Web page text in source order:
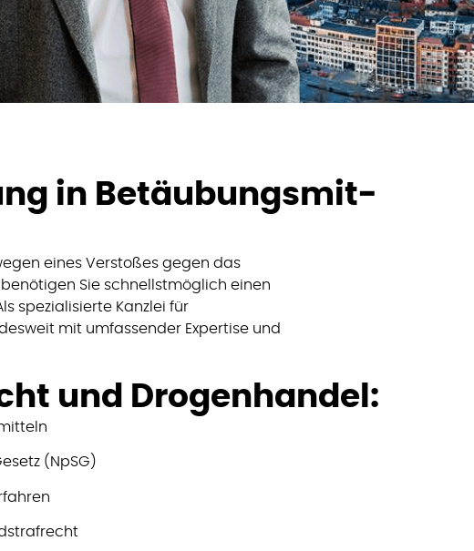
in Betäubungsmit­
eines Verstoßes gegen das
Sie schnellstmöglich einen
spezialisierte Kanzlei für
mit umfassender Expertise und
und Drogenhandel:
(NpSG)